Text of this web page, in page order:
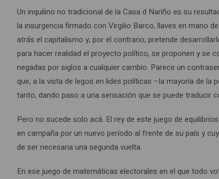
Un inquilino no tradicional de la Casa d Nariño es su
la insurgencia firmado con Virgilio Barco, llaves en mano
atrás el capitalismo y, por el contrario, pretende
para hacer realidad el proyecto político, se proponen y se
negadas por siglos a cualquier cambio. Parece un
que, a la vista de legos en lides políticas –la mayoría de la
tanto, dando paso a una sensación que se puede traducir
Pero no sucede solo acá. El rey de este juego de
en campaña por un nuevo período al frente de su país y
de ser necesaria una segunda vuelta.
En ese juego de matemáticas electorales en el que todo